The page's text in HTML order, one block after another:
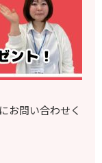
お問い合わせく